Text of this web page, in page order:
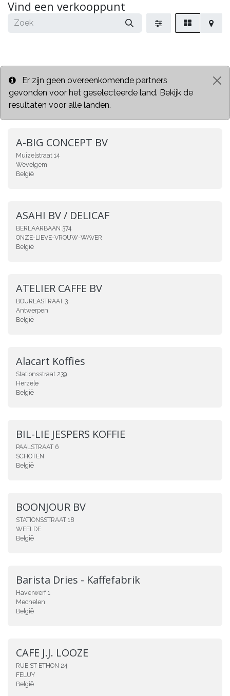
Vind een verkooppunt
Er zijn geen overeenkomende partners
gevonden voor het geselecteerde land. Bekijk de
resultaten voor alle landen.
A-BIG CONCEPT BV
Muizelstraat 14
Wevelgem
België
ASAHI BV / DELICAF
BERLAARBAAN 374
ONZE-LIEVE-VROUW-WAVER
België
ATELIER CAFFE BV
BOURLASTRAAT 3
Antwerpen
België
Alacart Koffies
Stationsstraat 239
Herzele
België
BIL-LIE JESPERS KOFFIE
PAALSTRAAT 6
SCHOTEN
België
BOONJOUR BV
STATIONSSTRAAT 18
WEELDE
België
Barista Dries - Kaffefabrik
Haverwerf 1
Mechelen
België
CAFE J.J. LOOZE
RUE ST ETHON 24
FELUY
België